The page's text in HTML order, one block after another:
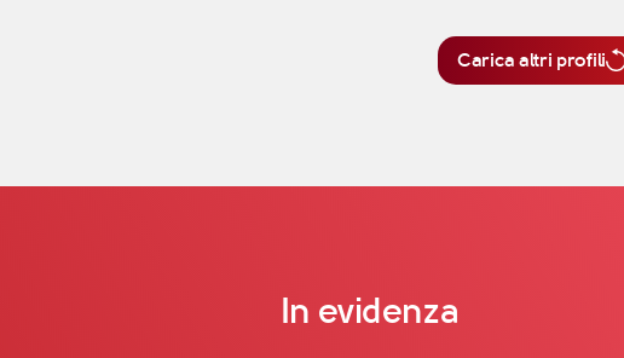
Carica altri profili
In evidenza